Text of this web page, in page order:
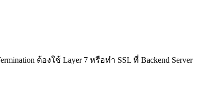
ต้องใช้ Layer 7 หรือทำ SSL ที่ Backend Server